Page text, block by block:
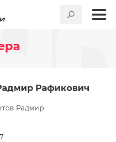
Рафикович